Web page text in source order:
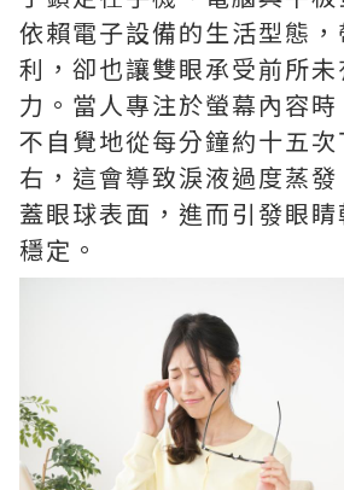
依賴電子設備的生活型態
利，卻也讓雙眼承受前所
力。當人專注於螢幕內容
不自覺地從每分鐘約十五
右，這會導致淚液過度蒸
蓋眼球表面，進而引發眼
穩定。